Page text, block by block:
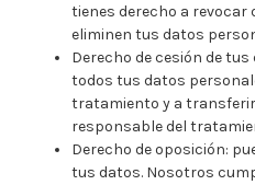
tienes derecho a revocar
eliminen tus datos
Derecho de cesión de
todos tus datos
tratamiento y a
responsable del
Derecho de oposición:
tus datos. Nosotros